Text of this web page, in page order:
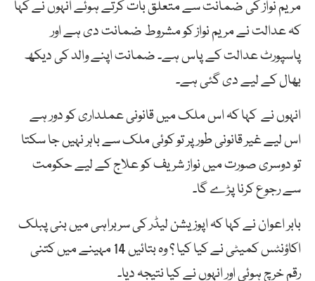
مریم نواز کی ضمانت سے متعلق بات کرتے ہوئے انہوں نے کہا
کہ عدالت نے مریم نواز کو مشروط ضمانت دی ہے اور
پاسپورٹ عدالت کے پاس ہے۔ ضمانت اپنے والد کی دیکھ
بھال کے لیے دی گئی ہے۔
انہوں نے کہا کہ اس ملک میں قانونی عملداری کو دور ہے
اس لیے غیر قانونی طور پر تو کوئی ملک سے باہر نہیں جا سکتا
تو دوسری صورت میں نواز شریف کو علاج کے لیے حکومت
سے رجوع کرنا پڑے گا۔
بابر اعوان نے کہا کہ اپوزیشن لیڈر کی سربراہی میں بنی پبلک
اکاؤنٹس کمیٹی نے کیا کیا ؟ وہ بتائیں 14 مہینے میں کتنی
رقم خرچ ہوئی اور انہوں نے کیا نتیجہ دیا۔